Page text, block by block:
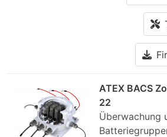
ATEX BACS
22
Überwachung